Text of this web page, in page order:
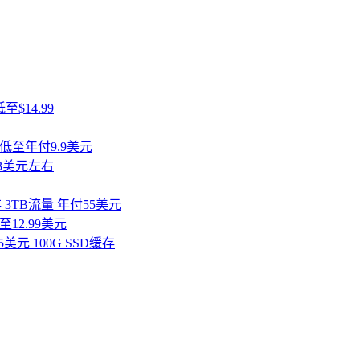
至$14.99
至年付9.9美元
元左右
3TB流量 年付55美元
12.99美元
元 100G SSD缓存